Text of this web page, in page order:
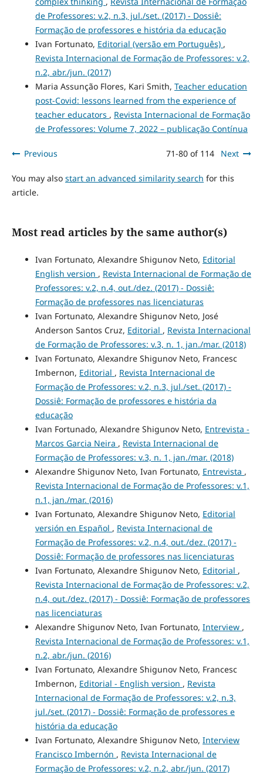
de Professores: v.2, n.3, jul./set. (2017) - Dossiê:
Formação de professores e história da educação
Ivan Fortunato, Editorial (versão em Português) ,
Revista Internacional de Formação de Professores: v.2,
n.2, abr./jun. (2017)
Maria Assunção Flores, Kari Smith, Teacher education
post-Covid: lessons learned from the experience of
teacher educators , Revista Internacional de Formação
de Professores: Volume 7, 2022 – publicação Contínua
Previous 71-80 of 114 Next
You may also start an advanced similarity search for this
article.
Most read articles by the same author(s)
Ivan Fortunato, Alexandre Shigunov Neto, Editorial
English version , Revista Internacional de Formação de
Professores: v.2, n.4, out./dez. (2017) - Dossiê:
Formação de professores nas licenciaturas
Ivan Fortunato, Alexandre Shigunov Neto, José
Anderson Santos Cruz, Editorial , Revista Internacional
de Formação de Professores: v.3, n. 1, jan./mar. (2018)
Ivan Fortunato, Alexandre Shigunov Neto, Francesc
Imbernon, Editorial , Revista Internacional de
Formação de Professores: v.2, n.3, jul./set. (2017) -
Dossiê: Formação de professores e história da
educação
Ivan Fortunado, Alexandre Shigunov Neto, Entrevista -
Marcos Garcia Neira , Revista Internacional de
Formação de Professores: v.3, n. 1, jan./mar. (2018)
Alexandre Shigunov Neto, Ivan Fortunato, Entrevista ,
Revista Internacional de Formação de Professores: v.1,
n.1, jan./mar. (2016)
Ivan Fortunato, Alexandre Shigunov Neto, Editorial
versión en Español , Revista Internacional de
Formação de Professores: v.2, n.4, out./dez. (2017) -
Dossiê: Formação de professores nas licenciaturas
Ivan Fortunato, Alexandre Shigunov Neto, Editorial ,
Revista Internacional de Formação de Professores: v.2,
n.4, out./dez. (2017) - Dossiê: Formação de professores
nas licenciaturas
Alexandre Shigunov Neto, Ivan Fortunato, Interview ,
Revista Internacional de Formação de Professores: v.1,
n.2, abr./jun. (2016)
Ivan Fortunato, Alexandre Shigunov Neto, Francesc
Imbernon, Editorial - English version , Revista
Internacional de Formação de Professores: v.2, n.3,
jul./set. (2017) - Dossiê: Formação de professores e
história da educação
Ivan Fortunato, Alexandre Shigunov Neto, Interview
Francisco Imbernón , Revista Internacional de
Formação de Professores: v.2, n.2, abr./jun. (2017)